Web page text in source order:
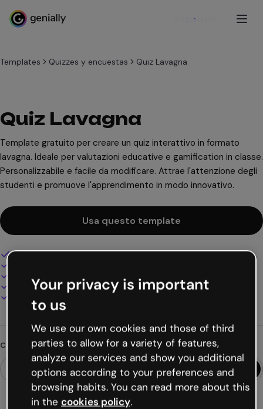
Registrati
Templates Quizzes y encuestas Quiz Lavagna
Quiz Lavagna
Template gratuito per creare un quiz interattivo in formato
lavagna. Ideale per valutazioni educative e gamification in classe.
Personalizzabile e facile da modificare. Attrae l'attenzione degli
studenti e promuove l'apprendimento in modo innovativo.
Usa questo template
Design interattivo e animato
Presenta, condividi o pubblica online
Scarica in PDF, MP4 e altri formati
Cerchi qualcosa di diverso?
Your privacy is important
to us
We use our own cookies and those of third
parties to allow for a variety of features,
analyze our services and show you additional
options according to your preferences and
browsing habits. You can read more about this
in the cookies policy.